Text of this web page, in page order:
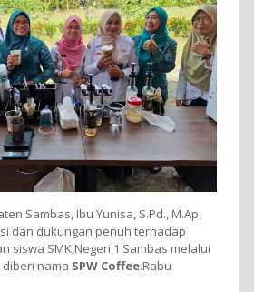
Sambas, Ibu Yunisa, S.Pd., M.Ap,
dan dukungan penuh terhadap
siswa SMK Negeri 1 Sambas melalui
nama SPW Coffee.Rabu